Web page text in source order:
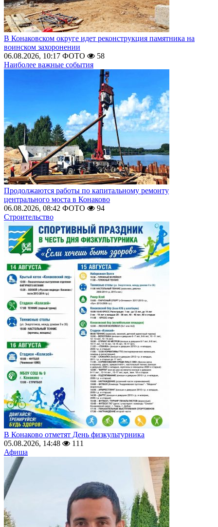
В Конаковском округе идет реконструкция памятника на
воинском захоронении
06.08.2026, 10:17 ФОТО
58
Наиболее важные события
Продолжаются работы по капитальному ремонту
центрального моста в Конаково
06.08.2026, 08:42 ФОТО
94
Строительство
В Конаково отметят День физкультурника
05.08.2026, 14:48
111
Афиша